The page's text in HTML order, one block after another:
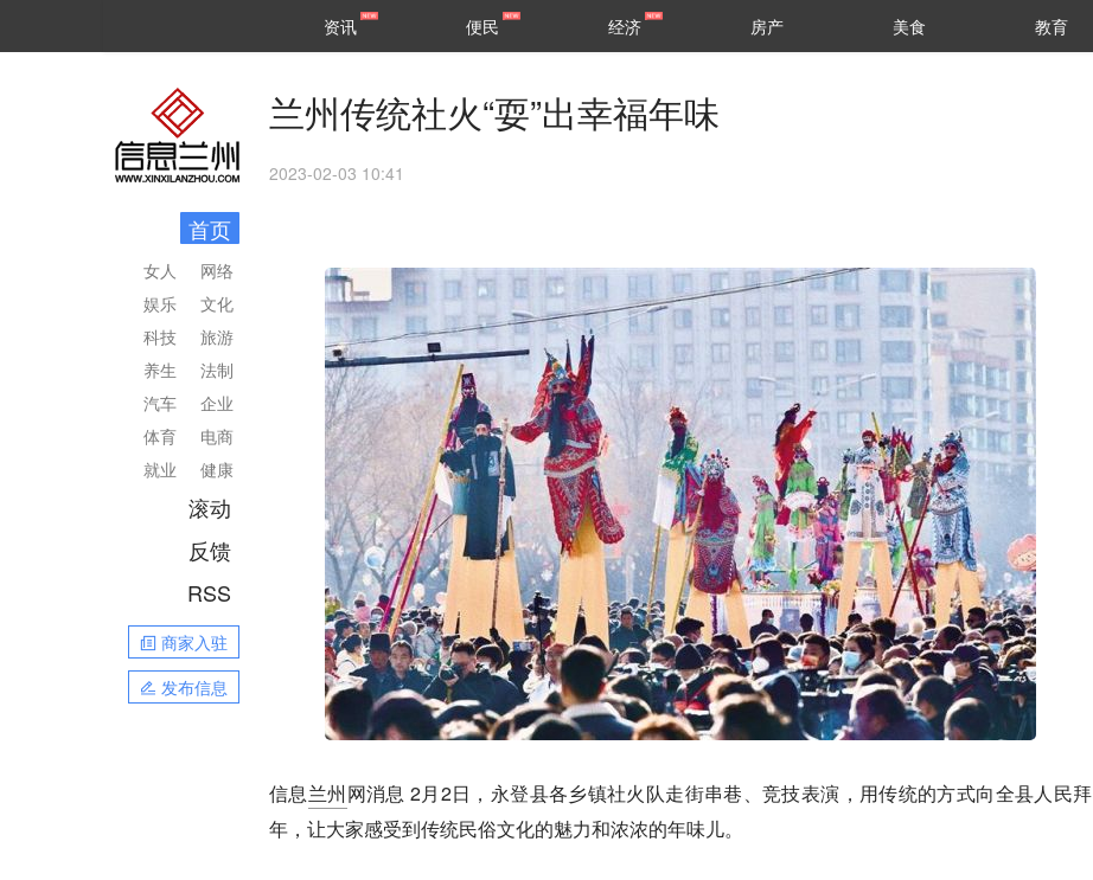
区县
资讯 便民 经济 房产 美食 教育
首页
网络
文化
旅游
法制
企业
电商
健康
女人
娱乐
科技
养生
汽车
体育
就业
滚动
反馈
RSS
商家入驻
发布信息
兰州传统社火“耍”出幸福年味
2023-02-03 10:41
信息兰州网消息 2月2日，永登县各乡镇社火队走街串巷、竞技表演，用传统的方式向全县人民拜
年，让大家感受到传统民俗文化的魅力和浓浓的年味儿。